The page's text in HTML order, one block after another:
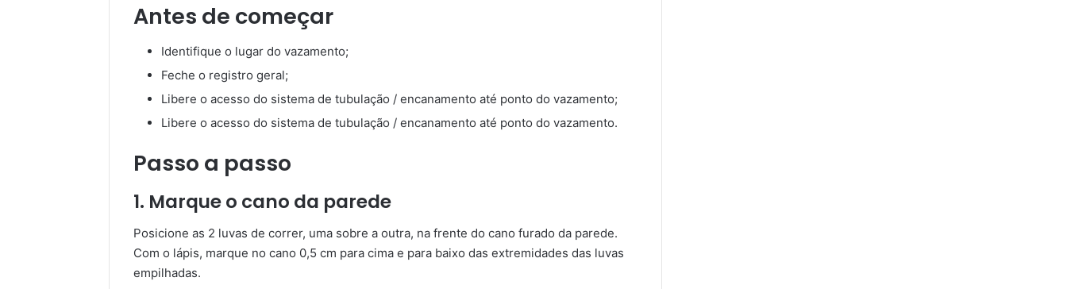
Antes de começar
Identifique o lugar do vazamento;
Feche o registro geral;
Libere o acesso do sistema de tubulação / encanamento até ponto do vazamento;
Libere o acesso do sistema de tubulação / encanamento até ponto do vazamento.
Passo a passo
1. Marque o cano da parede
Posicione as 2 luvas de correr, uma sobre a outra, na frente do cano furado da parede.
Com o lápis, marque no cano 0,5 cm para cima e para baixo das extremidades das luvas
empilhadas.